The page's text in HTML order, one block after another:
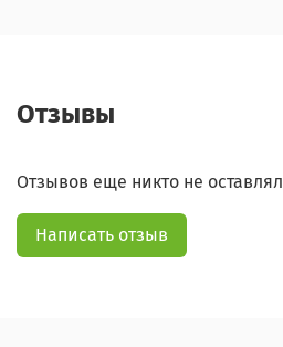
Отзывы
Отзывов еще никто не оставлял
Написать отзыв